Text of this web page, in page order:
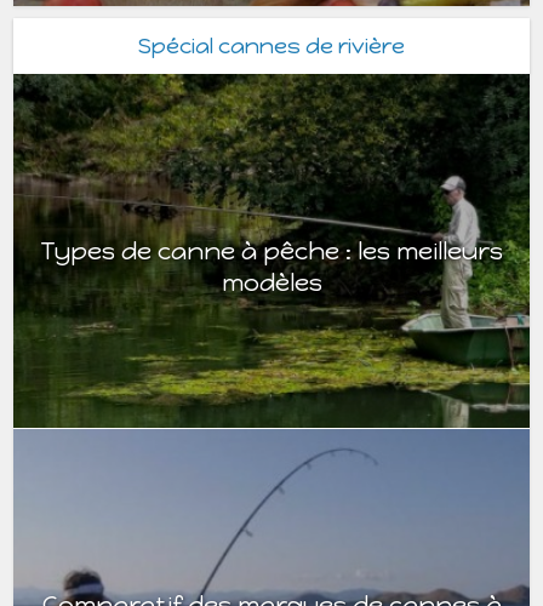
Spécial cannes de rivière
Types de canne à pêche : les meilleurs
modèles